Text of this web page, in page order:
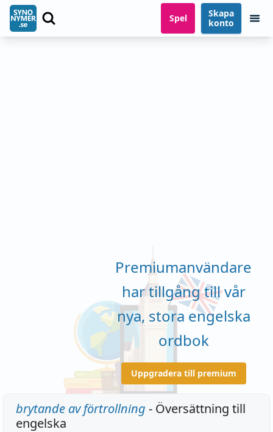
Spel
Skapa
konto
Premiumanvändare
har tillgång till vår
nya, stora engelska
ordbok
Uppgradera till premium
brytande av förtrollning - Översättning till
engelska